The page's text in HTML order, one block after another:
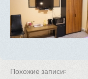
Похожие записи: